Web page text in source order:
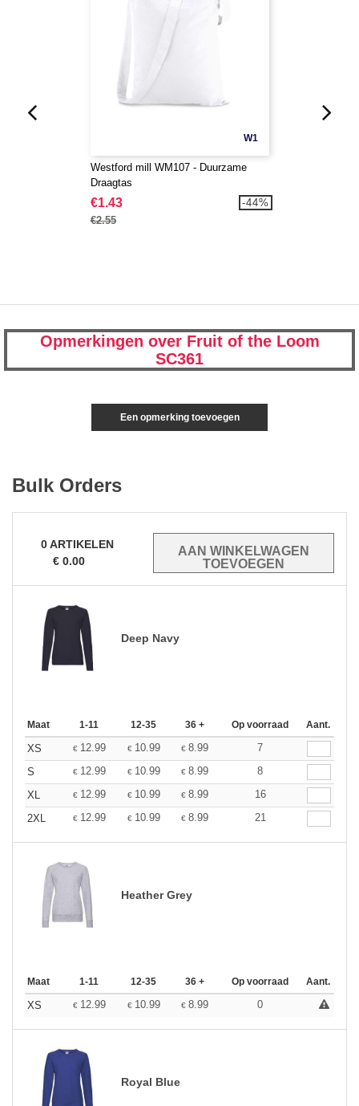
W1
Westford mill WM107 - Duurzame
Draagtas
€1.43
€2.55
-44%
Opmerkingen over Fruit of the Loom
SC361
Een opmerking toevoegen
Bulk Orders
0ARTIKELEN
€ 0.00
Deep Navy
Maat 1-11 12-35 36 + Op voorraad Aant.
XS € 12.99 € 10.99 € 8.99
7
S
€ 12.99 € 10.99 € 8.99
8
XL
€ 12.99 € 10.99 € 8.99
16
2XL
€ 12.99 € 10.99 € 8.99 21
Heather Grey
Maat 1-11 12-35 36 + Op voorraad Aant.
XS € 12.99 € 10.99 € 8.99 0
Royal Blue